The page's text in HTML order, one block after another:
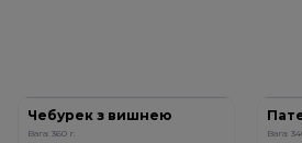
Чебурек з вишнею
Вага: 360 г.
Вага: